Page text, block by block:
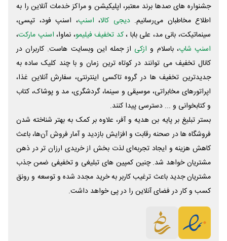
جشنواره های صدها برند معتبر، اپلیکیشن و مراکز خدمات آنلاین را به
اطلاع مخاطبان می‌رسانیم. دیجی کالا، اسنپ، اسنپ فود، تپسی،
سینماتیکت، بانی مد، علی‌ بابا ،کد تخفیف فیلیمو، نماوا، اسنپ مارکت،
اسنپ شاپ، باسلام و ازکی از جمله این وبسایت ‌هاست. کاربران در
کانال تخفیف می توانند در کوتاه ترین زمان و با چند کلیک ساده به
جدیدترین تخفیف ها در گروه تاکسی اینترنتی، سفارش آنلاین غذا،
اپراتورهای مخابراتی، موسیقی و سینما، گردشگری، مد و پوشاک، کتاب
و کتابخوانی و ... دسترسی پیدا کنند.
بستر تبلیغ بر پایه بن هدیه و آفر، علاوه بر کمک به بهتر شناخته شدن
فروشگاه ها در صحنه رقابت و افزایش بازدید و آمار فروش آن‌ها، باعث
کاهش هزینه و ایجاد تجربه‌ای لذت بخش از خریدی ارزان تر در ذهن
مشتریان خواهد شد. چنین کمپین های تبلیغی و تخفیفی ضمن جذب
مشتریان جدید باعث ترغیب کاربر به خرید مجدد شده و توسعه و رونق
کسب و کار در فضای آنلاین را در پی خواهد داشت.